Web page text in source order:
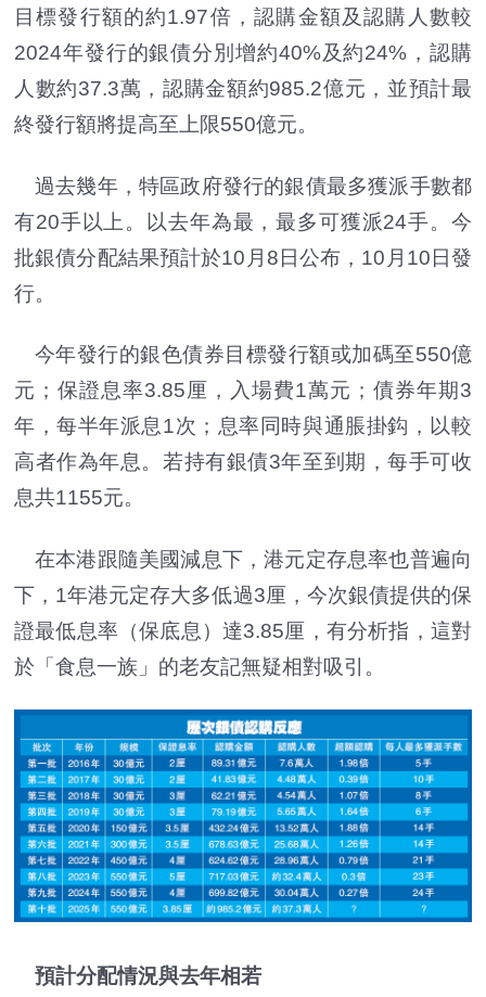
目標發行額的約1.97倍，認購金額及認購人數較
2024年發行的銀債分別增約40%及約24%，認購
人數約37.3萬，認購金額約985.2億元，並預計最
終發行額將提高至上限550億元。
過去幾年，特區政府發行的銀債最多獲派手數都
有20手以上。以去年為最，最多可獲派24手。今
批銀債分配結果預計於10月8日公布，10月10日發
行。
今年發行的銀色債券目標發行額或加碼至550億
元；保證息率3.85厘，入場費1萬元；債券年期3
年，每半年派息1次；息率同時與通脹掛鈎，以較
高者作為年息。若持有銀債3年至到期，每手可收
息共1155元。
在本港跟隨美國減息下，港元定存息率也普遍向
下，1年港元定存大多低過3厘，今次銀債提供的保
證最低息率（保底息）達3.85厘，有分析指，這對
於「食息一族」的老友記無疑相對吸引。
預計分配情況與去年相若